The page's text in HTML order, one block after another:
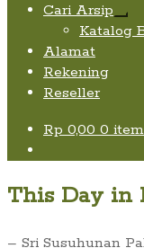
Cari Arsip
child
Katalog
Alamat
Rekening
Reseller
Rp 0,00 0
This Day in
– Sri Susuhunan